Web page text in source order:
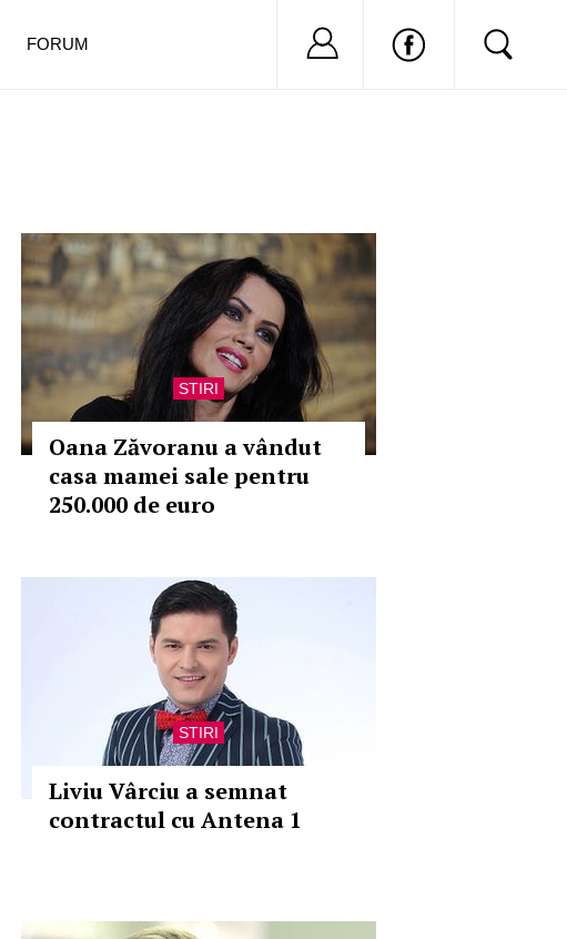
STIRI
Oana Zăvoranu a vândut
casa mamei sale pentru
250.000 de euro
STIRI
Liviu Vârciu a semnat
contractul cu Antena 1
FORUM Nu ai cont?